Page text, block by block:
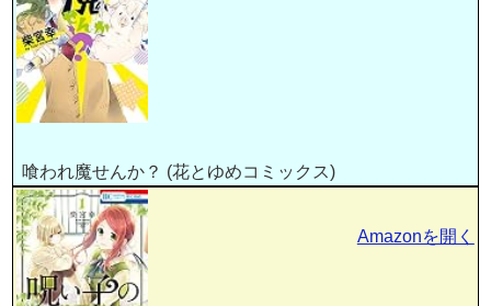
喰われ魔せんか？ (花とゆめコミックス)
Amazonを開く